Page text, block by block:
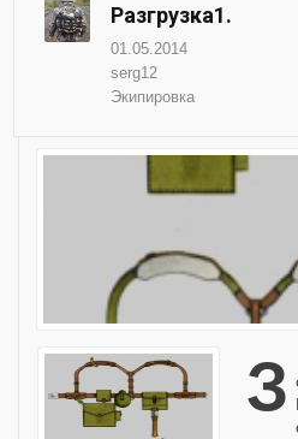
Разгрузка1.
01.05.2014
serg12
Экипировка
Здрасте всем! Недавно